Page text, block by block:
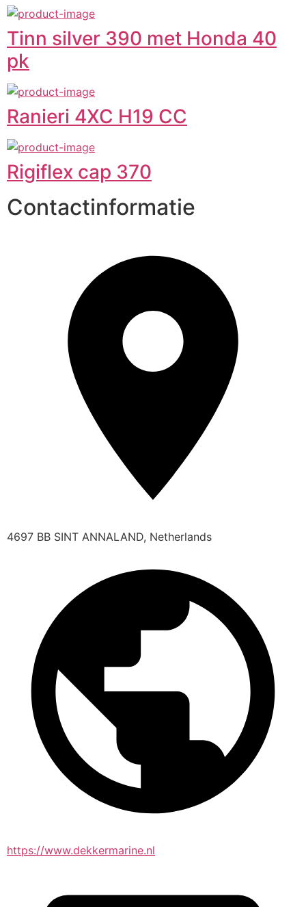
Tinn silver 390 met Honda 40
pk
Ranieri 4XC H19 CC
Rigiflex cap 370
Contactinformatie
4697 BB SINT ANNALAND, Netherlands
https://www.dekkermarine.nl